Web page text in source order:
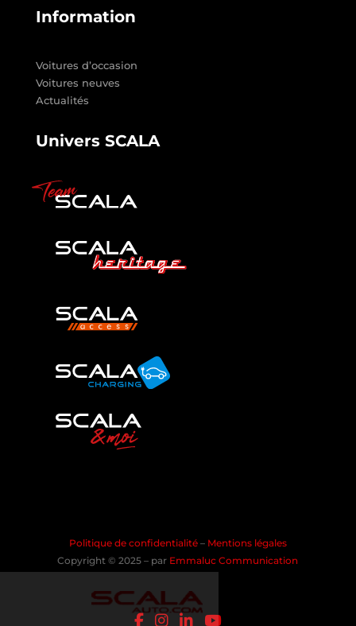
Information
Voitures d’occasion
Voitures neuves
Actualités
Univers SCALA
Politique de confidentialité – Mentions légales
Copyright © 2025 – par Emmaluc Communication
les Cookies !